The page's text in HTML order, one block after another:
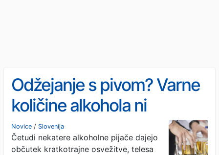
Odžejanje s pivom? Varne
količine alkohola ni
Novice / Slovenija
Četudi nekatere alkoholne pijače dajejo
občutek kratkotrajne osvežitve, telesa